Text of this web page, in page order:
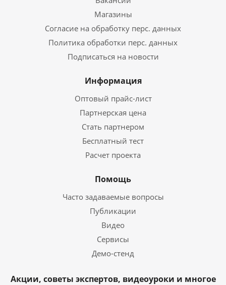
Магазины
Согласие на обработку перс. данных
Политика обработки перс. данных
Подписаться на новости
Информация
Оптовый прайс-лист
Партнерская цена
Стать партнером
Бесплатный тест
Расчет проекта
Помощь
Часто задаваемые вопросы
Публикации
Видео
Сервисы
Демо-стенд
Акции, советы экспертов, видеоуроки и многое